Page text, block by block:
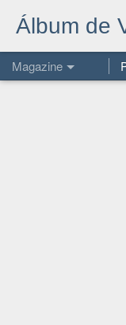
Álbum de
Magazine